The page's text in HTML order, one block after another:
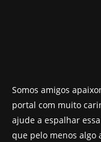
Somos amigos
portal com muito
ajude a espalhar
que pelo menos